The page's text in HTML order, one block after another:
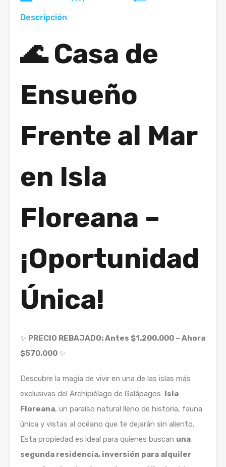
Descripción
🌊Casa de
Ensueño
Frente al Mar
en Isla
Floreana –
¡Oportunidad
Única!
✨ PRECIO REBAJADO: Antes $1.200.000 – Ahora
$570.000 ✨
Descubre la magia de vivir en una de las islas más
exclusivas del Archipiélago de Galápagos: Isla
Floreana, un paraíso natural lleno de historia, fauna
única y vistas al océano que te dejarán sin aliento.
Esta propiedad es ideal para quienes buscan una
segunda residencia, inversión para alquiler